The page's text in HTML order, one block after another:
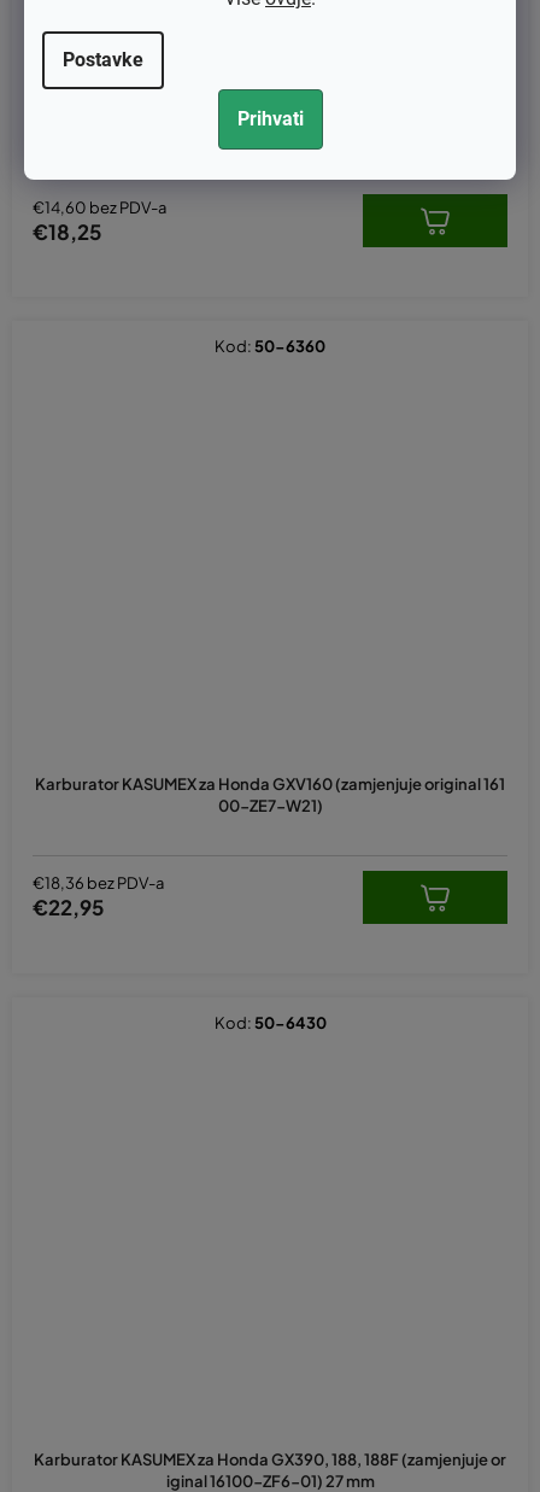
Postavke
Prihvati
Karburator KASUMEX za NAC T375, T475 (zamjenjuje original RM
GV43A100000)
€14,60 bez PDV-a
€18,25
Karburator KASUMEX za Honda GXV160 (zamjenjuje original 161
00-ZE7-W21)
€18,36 bez PDV-a
€22,95
Kod: 50-6360
Karburator KASUMEX za Honda GX390, 188, 188F (zamjenjuje or
iginal 16100-ZF6-01) 27 mm
Kod: 50-6430